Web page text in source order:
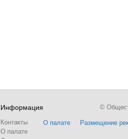
Информация
Контакты
О палате
О палате Размещение
©